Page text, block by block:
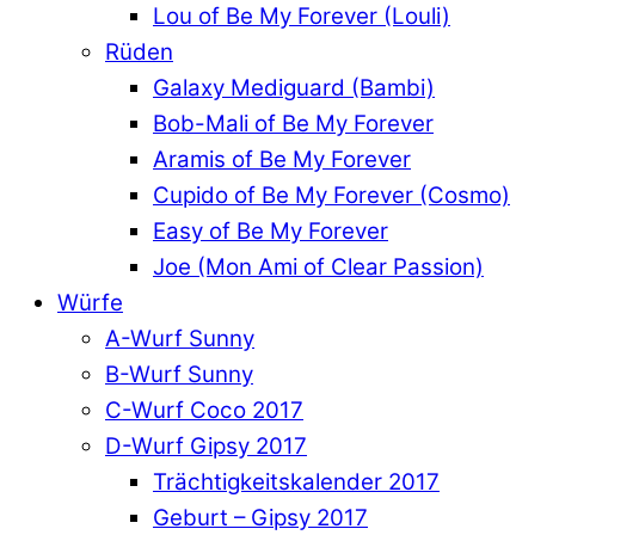
Lou of Be My Forever (Louli)
Rüden
Galaxy Mediguard (Bambi)
Bob-Mali of Be My Forever
Aramis of Be My Forever
Cupido of Be My Forever (Cosmo)
Easy of Be My Forever
Joe (Mon Ami of Clear Passion)
Würfe
A-Wurf Sunny
B-Wurf Sunny
C-Wurf Coco 2017
D-Wurf Gipsy 2017
Trächtigkeitskalender 2017
Geburt – Gipsy 2017